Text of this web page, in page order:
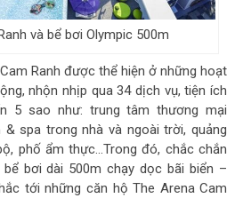
và bể bơi Olympic 500m
Ranh được thể hiện ở những hoạt
nhộn nhịp qua 34 dịch vụ, tiện ích
5 sao như: trung tâm thương mại
spa trong nhà và ngoài trời, quảng
phố ẩm thực…Trong đó, chắc chắn
bơi dài 500m chạy dọc bãi biển –
tới những căn hộ The Arena Cam